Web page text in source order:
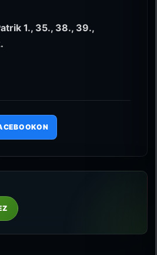
1., 35., 38., 39.,